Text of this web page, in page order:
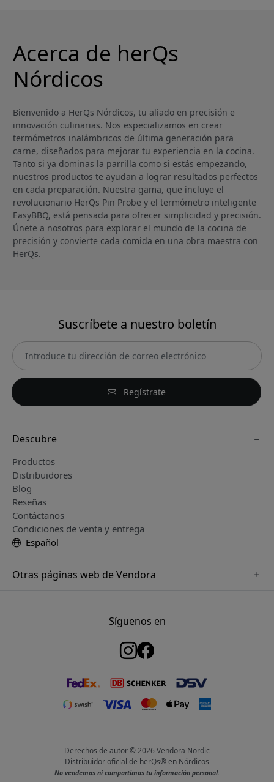
Acerca de herQs
Nórdicos
Bienvenido a HerQs Nórdicos, tu aliado en precisión e
innovación culinarias. Nos especializamos en crear
termómetros inalámbricos de última generación para
carne, diseñados para mejorar tu experiencia en la cocina.
Tanto si ya dominas la parrilla como si estás empezando,
nuestros productos te ayudan a lograr resultados perfectos
en cada preparación. Nuestra gama, que incluye el
revolucionario HerQs Pin Probe y el termómetro inteligente
EasyBBQ, está pensada para ofrecer simplicidad y precisión.
Únete a nosotros para explorar el mundo de la cocina de
precisión y convierte cada comida en una obra maestra con
HerQs.
Suscríbete a nuestro boletín
Regístrate
Descubre
Productos
Distribuidores
Blog
Reseñas
Contáctanos
Condiciones de venta y entrega
Español
Otras páginas web de Vendora
www.mujjo.se
Síguenos en
Derechos de autor © 2026 Vendora Nordic
Distribuidor oficial de herQs® en Nórdicos
No vendemos ni compartimos tu información personal.